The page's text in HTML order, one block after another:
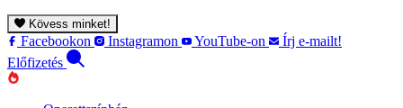
Kövess minket!
Facebookon Instagramon YouTube-on
Írj e-mailt!
Előfizetés